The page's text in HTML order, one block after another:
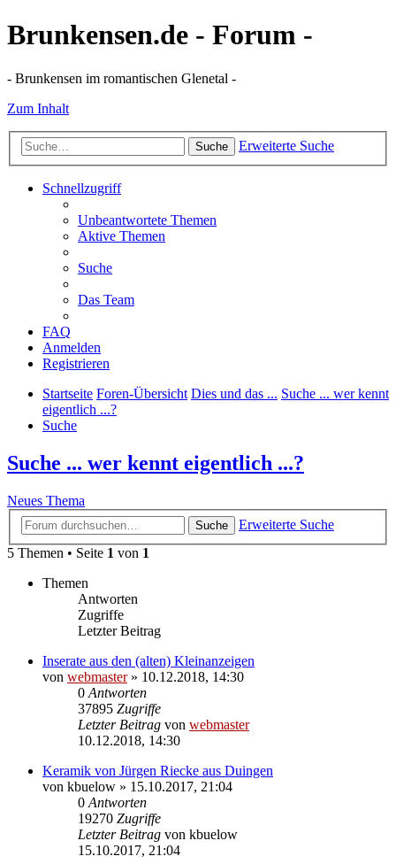
Brunkensen.de - Forum -
- Brunkensen im romantischen Glenetal -
Zum Inhalt
Suche Erweiterte Suche
Schnellzugriff
Unbeantwortete Themen
Aktive Themen
Suche
Das Team
FAQ
Anmelden
Registrieren
Startseite Foren-Übersicht Dies und das ... Suche ... wer kennt
eigentlich ...?
Suche
Suche ... wer kennt eigentlich ...?
Neues Thema
Suche
Erweiterte Suche
5 Themen • Seite 1 von 1
Themen
Antworten
Zugriffe
Letzter Beitrag
Inserate aus den (alten) Kleinanzeigen
von webmaster» 10.12.2018, 14:30
0 Antworten
37895 Zugriffe
Letzter Beitrag von webmaster
10.12.2018, 14:30
Keramik von Jürgen Riecke aus Duingen
von kbuelow » 15.10.2017, 21:04
0 Antworten
19270 Zugriffe
Letzter Beitrag von kbuelow
15.10.2017, 21:04